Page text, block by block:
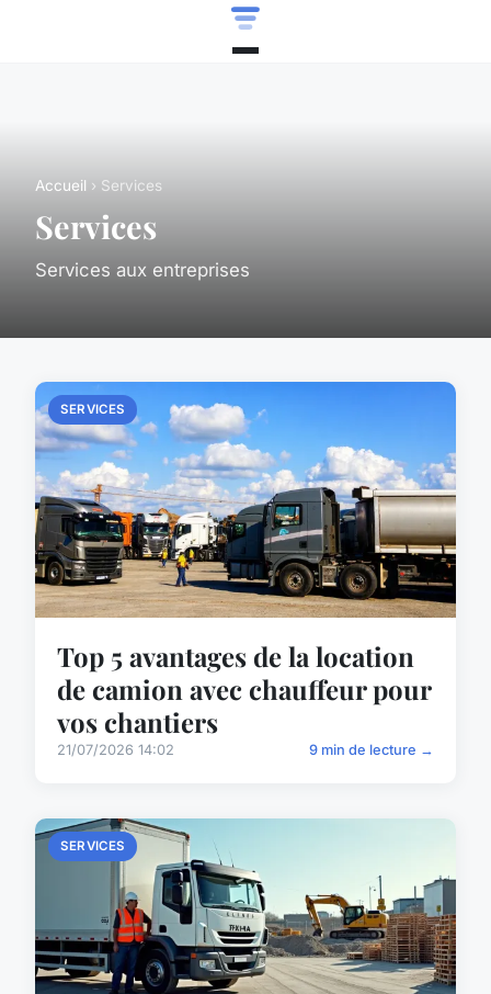
Accueil › Services
Services
Services aux entreprises
SERVICES
Top 5 avantages de la location
de camion avec chauffeur pour
vos chantiers
21/07/2026 14:02 9 min de lecture →
SERVICES